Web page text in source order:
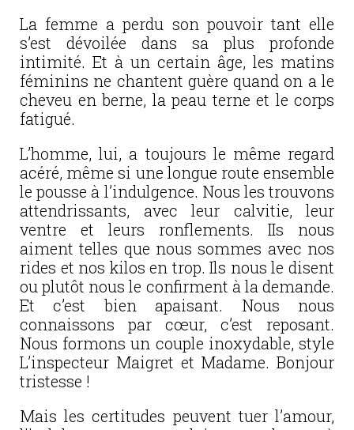
La femme a perdu son pouvoir tant elle
s’est dévoilée dans sa plus profonde
intimité. Et à un certain âge, les matins
féminins ne chantent guère quand on a le
cheveu en berne, la peau terne et le corps
fatigué.
L’homme, lui, a toujours le même regard
acéré, même si une longue route ensemble
le pousse à l’indulgence. Nous les trouvons
attendrissants, avec leur calvitie, leur
ventre et leurs ronflements. IIs nous
aiment telles que nous sommes avec nos
rides et nos kilos en trop. Ils nous le disent
ou plutôt nous le confirment à la demande.
Et c’est bien apaisant. Nous nous
connaissons par cœur, c’est reposant.
Nous formons un couple inoxydable, style
L’inspecteur Maigret et Madame. Bonjour
tristesse !
Mais les certitudes peuvent tuer l’amour,